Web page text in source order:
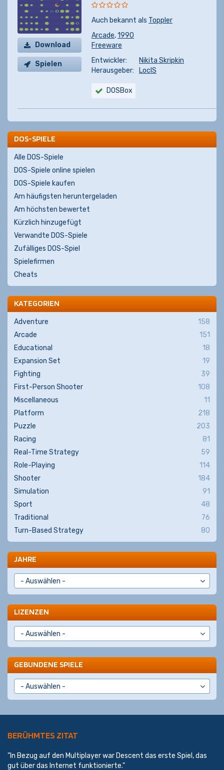
Download
Spielen
Auch bekannt als Toppler
Arcade,1990
Freeware
Entwickler:
Nikita Skripkin
Herausgeber:
LocIS
DOSBox
DOS-SPIELE
Alle DOS-Spiele
DOS-Spiele online spielen
DOS-Spiele kaufen
Am häufigsten heruntergeladen
Am höchsten bewertet
Kürzlich hinzugefügt
Verwandte DOS-Spiele
Zufälliges DOS-Spiel
Spielefirmen
Cheats
KATEGORIEN
Adventure
158
Arcade
151
Educational
18
Expansion Set
19
Fighting
39
First-Person Shooter
108
Miscellaneous
11
Platform
218
Puzzle
203
Racing
81
Real-Time Strategy
59
Role-Playing
114
Shooter
184
Simulation
91
Sport
48
Traditional
76
Turn-Based Strategy
80
JAHRE
LIZENZEN
GEBUNDENE SPIELE
BERÜHMTES ZITAT
"In Bezug auf den Multiplayer war Descent das erste Spiel, das
gut über das Internet funktionierte."